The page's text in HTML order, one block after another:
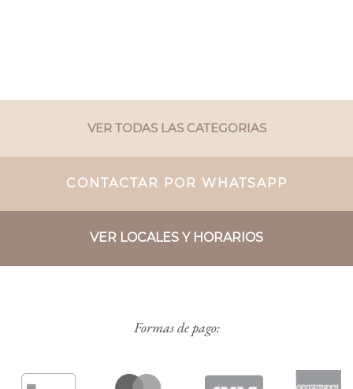
VER TODAS LAS CATEGORIAS
CONTACTAR POR WHATSAPP
VER LOCALES Y HORARIOS
Formas de pago: